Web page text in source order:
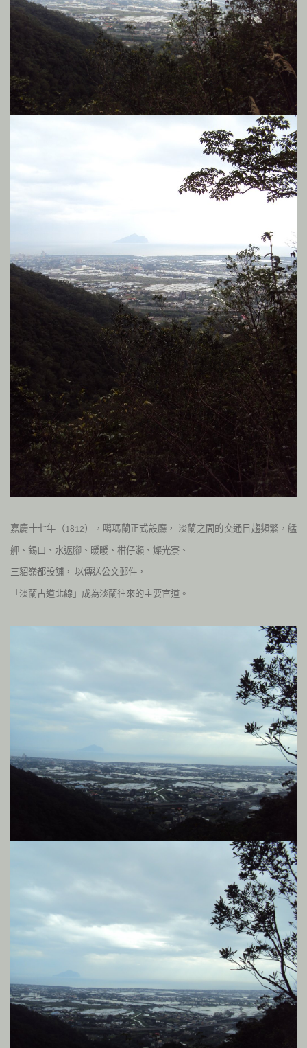
嘉慶十七年（1812），噶瑪蘭正式設廳， 淡蘭之間的交通日趨頻繁，艋
舺、錫口、水返腳、暖暖、柑仔瀨、燦光寮、
三貂嶺都設舖 ， 以傳送公文郵件，
「淡蘭古道北線」成為淡蘭往來的主要官道。